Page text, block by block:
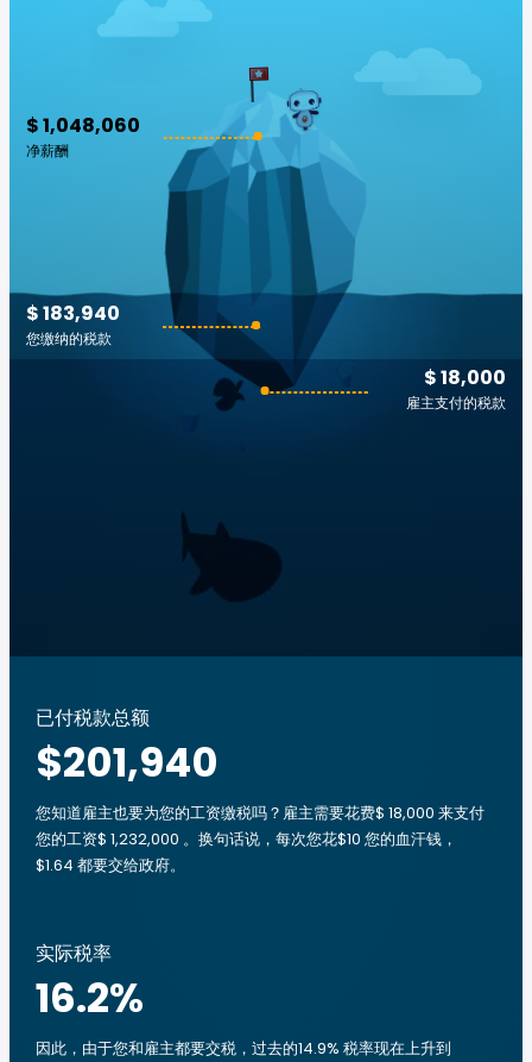
$ 1,048,060
净薪酬
$ 18,000
雇主支付的税款
$ 183,940
您缴纳的税款
已付税款总额
$201,940
您知道雇主也要为您的工资缴税吗？雇主需要花费$ 18,000 来支付
您的工资$ 1,232,000 。换句话说，每次您花$10 您的血汗钱，
$1.64 都要交给政府。
实际税率
16.2%
因此，由于您和雇主都要交税，过去的14.9% 税率现在上升到